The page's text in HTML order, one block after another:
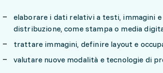
elaborare i dati relativi a testi, immagini
distribuzione, come stampa o media
trattare immagini, definire layout e
valutare nuove modalità e tecnologie di